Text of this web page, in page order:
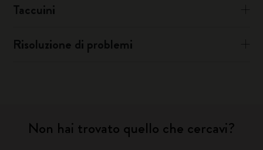
Taccuini
Risoluzione di problemi
Non hai trovato quello che cercavi?